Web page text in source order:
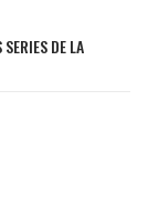
DE LA